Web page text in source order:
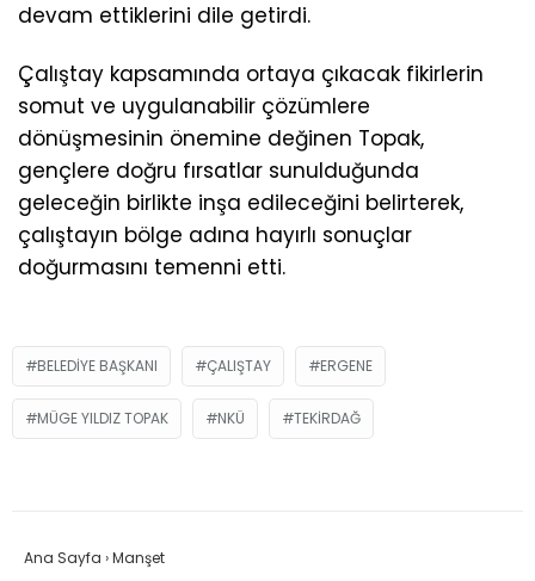
devam ettiklerini dile getirdi.
Çalıştay kapsamında ortaya çıkacak fikirlerin
somut ve uygulanabilir çözümlere
dönüşmesinin önemine değinen Topak,
gençlere doğru fırsatlar sunulduğunda
geleceğin birlikte inşa edileceğini belirterek,
çalıştayın bölge adına hayırlı sonuçlar
doğurmasını temenni etti.
BELEDIYE BAŞKANI ÇALIŞTAY ERGENE
MÜGE YILDIZ TOPAK NKÜ TEKIRDAĞ
Ana Sayfa ›Manşet